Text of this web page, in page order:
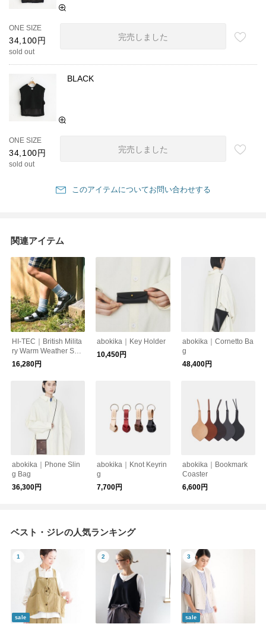
ONE SIZE
34,100円
sold out
完売しました
BLACK
ONE SIZE
34,100円
sold out
完売しました
このアイテムについてお問い合わせする
関連アイテム
HI-TEC｜British Milita
ry Warm Weather San
dal by Hi-TEC
16,280円
abokika｜Key Holder
10,450円
abokika｜Cornetto Ba
g
48,400円
abokika｜Phone Slin
g Bag
36,300円
abokika｜Knot Keyrin
g
7,700円
abokika｜Bookmark
Coaster
6,600円
ベスト・ジレの人気ランキング
sale sale